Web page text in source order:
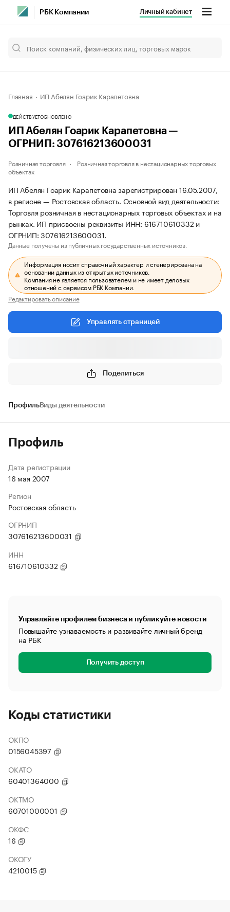
РБК Компании Личный кабинет
Главная ИП Абелян Гоарик Карапетовна
ДЕЙСТВУЕТОБНОВЛЕНО
ИП Абелян Гоарик Карапетовна —
ОГРНИП: 307616213600031
Розничная торговля
Розничная торговля в нестационарных торговых
объектах
ИП Абелян Гоарик Карапетовна зарегистрирован 16.05.2007,
в регионе — Ростовская область. Основной вид деятельности:
Торговля розничная в нестационарных торговых объектах и на
рынках. ИП присвоены реквизиты ИНН: 616710610332 и
ОГРНИП: 307616213600031.
Данные получены из публичных государственных источников.
Информация носит справочный характер и сгенерирована на
основании данных из открытых источников.
Компания не является пользователем и не имеет деловых
отношений с сервисом РБК Компании.
Редактировать описание
Управлять страницей
Поделиться
ПрофильВиды деятельности
Профиль
Дата регистрации
16 мая 2007
Регион
Ростовская область
ОГРНИП
307616213600031
ИНН
616710610332
Управляйте профилем бизнеса и публикуйте новости
Повышайте узнаваемость и развивайте личный бренд
на РБК
Получить доступ
Коды статистики
ОКПО
0156045397
ОКАТО
60401364000
ОКТМО
60701000001
ОКФС
16
ОКОГУ
4210015